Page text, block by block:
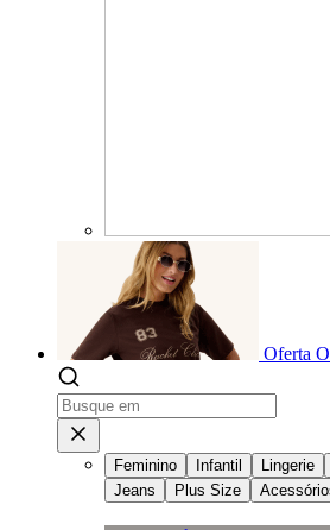
Oferta
Feminino Infantil Lingerie
Jeans
Plus Size